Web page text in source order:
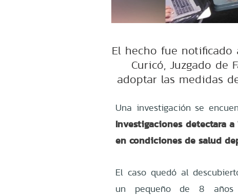
El hecho fue notificado
Curicó, Juzgado de
adoptar las medidas
Una investigación se
Investigaciones detectara
en condiciones de salud
El caso quedó al
un pequeño de 8 años